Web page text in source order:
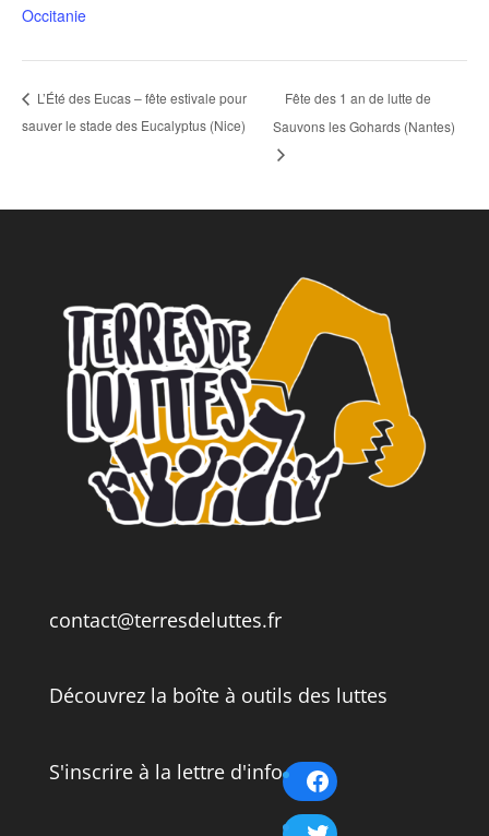
Occitanie
L’Été des Eucas – fête estivale pour
sauver le stade des Eucalyptus (Nice)
Fête des 1 an de lutte de
Sauvons les Gohards (Nantes)
contact@terresdeluttes.fr
Découvrez la boîte à outils des luttes
S'inscrire à la lettre d'info
Facebook